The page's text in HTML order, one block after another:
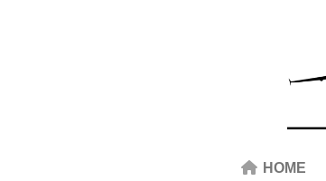
HOME